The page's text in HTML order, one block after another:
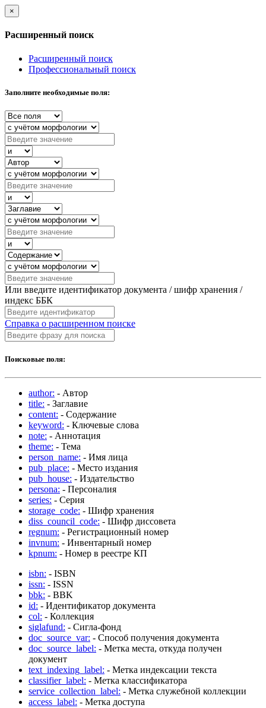
×
Расширенный поиск
Расширенный поиск
Профессиональный поиск
Заполните необходимые поля:
Или введите идентификатор документа / шифр хранения /
индекс ББК
Справка о расширенном поиске
Поисковые поля:
author: - Автор
title: - Заглавие
content: - Содержание
keyword: - Ключевые слова
note: - Аннотация
theme: - Тема
person_name: - Имя лица
pub_place: - Место издания
pub_house: - Издательство
persona: - Персоналия
series: - Серия
storage_code: - Шифр хранения
diss_council_code: - Шифр диссовета
regnum: - Регистрационный номер
invnum: - Инвентарный номер
kpnum: - Номер в реестре КП
isbn: - ISBN
issn: - ISSN
bbk: - BBK
id: - Идентификатор документа
col: - Коллекция
siglafund: - Сигла-фонд
doc_source_var: - Способ получения документа
doc_source_label: - Метка места, откуда получен
документ
text_indexing_label: - Метка индексации текста
classifier_label: - Метка классификатора
service_collection_label: - Метка служебной коллекции
access_label: - Метка доступа